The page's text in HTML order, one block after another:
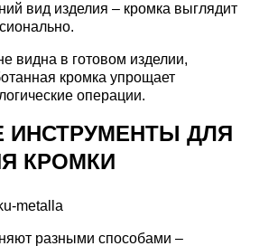
вид изделия – кромка выглядит
видна в готовом изделии,
кромка упрощает
операции.
ДЛЯ
КРОМКИ
разными способами –